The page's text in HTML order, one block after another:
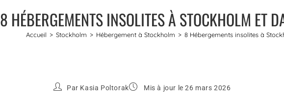
8 HÉBERGEMENTS INSOLITES À STOCKHOLM ET
Accueil > Stockholm > Hébergement à Stockholm > 8 Hébergements insolites à
Par Kasia Poltorak Mis à jour le 26 mars 2026